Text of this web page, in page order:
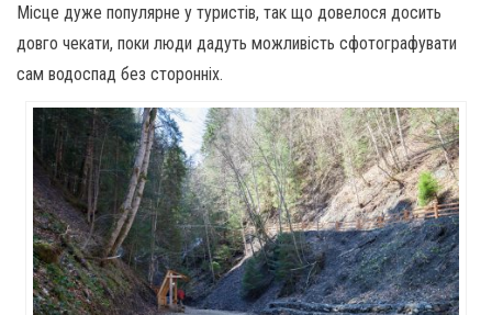
Місце дуже популярне у туристів, так що довелося досить
довго чекати, поки люди дадуть можливість сфотографувати
сам водоспад без сторонніх.